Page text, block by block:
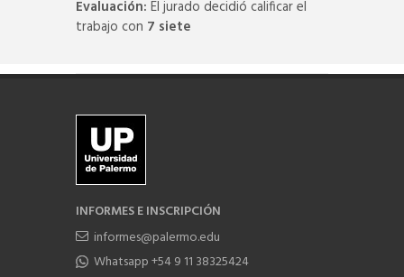
Evaluación: El jurado decidió calificar el
trabajo con 7 siete
INFORMES E INSCRIPCIÓN
informes@palermo.edu
Whatsapp +54 9 11 38325424